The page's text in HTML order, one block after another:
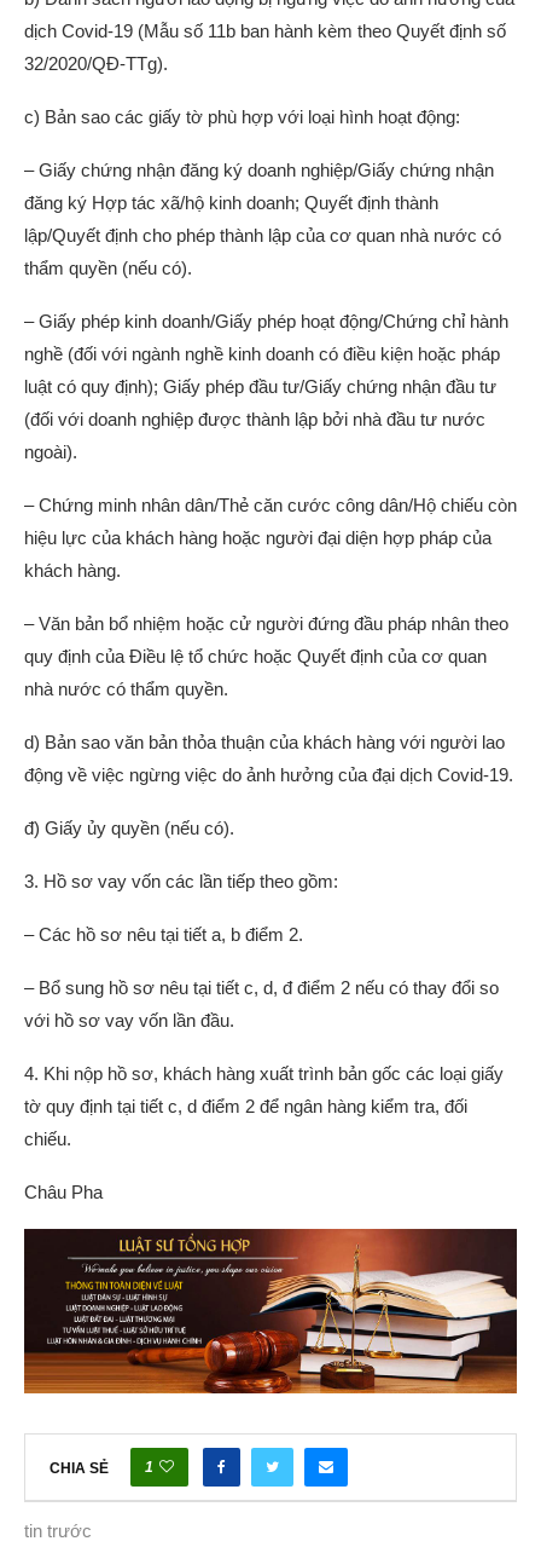
dịch Covid-19 (Mẫu số 11b ban hành kèm theo Quyết định số
32/2020/QĐ-TTg).
c) Bản sao các giấy tờ phù hợp với loại hình hoạt động:
– Giấy chứng nhận đăng ký doanh nghiệp/Giấy chứng nhận
đăng ký Hợp tác xã/hộ kinh doanh; Quyết định thành
lập/Quyết định cho phép thành lập của cơ quan nhà nước có
thẩm quyền (nếu có).
– Giấy phép kinh doanh/Giấy phép hoạt động/Chứng chỉ hành
nghề (đối với ngành nghề kinh doanh có điều kiện hoặc pháp
luật có quy định); Giấy phép đầu tư/Giấy chứng nhận đầu tư
(đối với doanh nghiệp được thành lập bởi nhà đầu tư nước
ngoài).
– Chứng minh nhân dân/Thẻ căn cước công dân/Hộ chiếu còn
hiệu lực của khách hàng hoặc người đại diện hợp pháp của
khách hàng.
– Văn bản bổ nhiệm hoặc cử người đứng đầu pháp nhân theo
quy định của Điều lệ tổ chức hoặc Quyết định của cơ quan
nhà nước có thẩm quyền.
d) Bản sao văn bản thỏa thuận của khách hàng với người lao
động về việc ngừng việc do ảnh hưởng của đại dịch Covid-19.
đ) Giấy ủy quyền (nếu có).
3. Hồ sơ vay vốn các lần tiếp theo gồm:
– Các hồ sơ nêu tại tiết a, b điểm 2.
– Bổ sung hồ sơ nêu tại tiết c, d, đ điểm 2 nếu có thay đổi so
với hồ sơ vay vốn lần đầu.
4. Khi nộp hồ sơ, khách hàng xuất trình bản gốc các loại giấy
tờ quy định tại tiết c, d điểm 2 để ngân hàng kiểm tra, đối
chiếu.
Châu Pha
CHIA SẺ 1
tin trước